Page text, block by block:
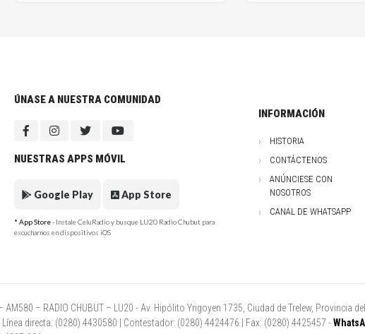
ÚNASE A NUESTRA COMUNIDAD
NUESTRAS APPS MÓVIL
Google Play App Store
* App Store- Instale CeluRadio y busque LU20 Radio Chubut para
escucharnos en dispositivos iOS
INFORMACIÓN
HISTORIA
CONTÁCTENOS
ANÚNCIESE CON
NOSOTROS
CANAL DE WHATSAPP
AM580 – RADIO CHUBUT – LU20 - Av. Hipólito Yrigoyen 1735, Ciudad de Trelew, Provincia
| Línea directa: (0280) 4430580 | Contestador: (0280) 4424476 | Fax: (0280) 4425457 -